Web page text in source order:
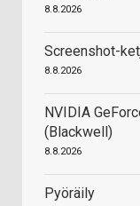
8.8.2026
Screenshot-
8.8.2026
NVIDIA
(Blackwell)
8.8.2026
Pyöräily